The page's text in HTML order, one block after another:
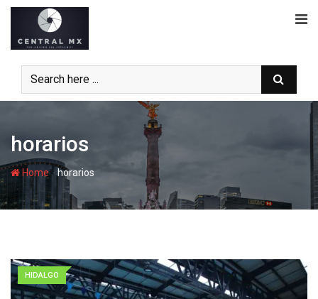
Skip
content
horarios
Home-horarios
HIDALGO